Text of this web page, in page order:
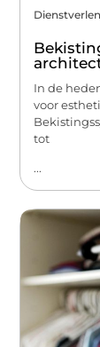
In de
voor
tot
...